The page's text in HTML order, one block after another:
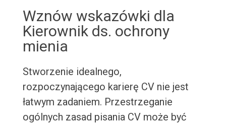
Wznów wskazówki dla
Kierownik ds. ochrony
mienia
Stworzenie idealnego,
rozpoczynającego karierę CV nie jest
łatwym zadaniem. Przestrzeganie
ogólnych zasad pisania CV może być